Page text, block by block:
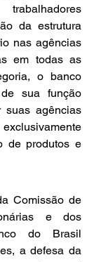
da estrutura
nas agências
em todas as
o banco
sua função
suas agências
de produtos e
Comissão de
e dos
do Brasil
a defesa da